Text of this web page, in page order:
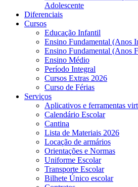
Adolescente
Diferenciais
Cursos
Educação Infantil
Ensino Fundamental (Anos
Ensino Fundamental (Anos
Ensino Médio
Período Integral
Cursos Extras 2026
Curso de Férias
Serviços
Aplicativos e ferramentas
Calendário Escolar
Cantina
Lista de Materiais 2026
Locação de armários
Orientações e Normas
Uniforme Escolar
Transporte Escolar
Bilhete Único escolar